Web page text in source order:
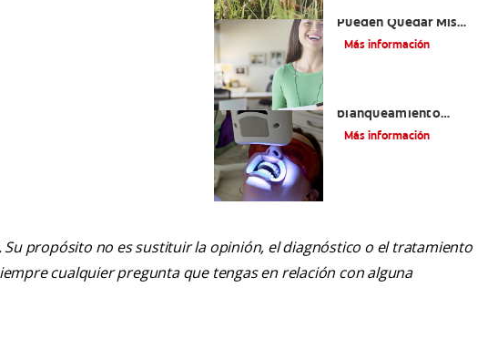
Pueden Quedar Mis
Dientes?
Más información
blanqueamiento
dental con rayos UV?
Más información
propósito no es sustituir la opinión, el diagnóstico o el tratamiento
cualquier pregunta que tengas en relación con alguna